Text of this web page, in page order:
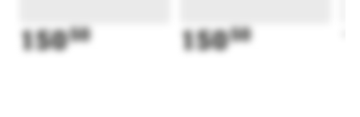
15050 15050